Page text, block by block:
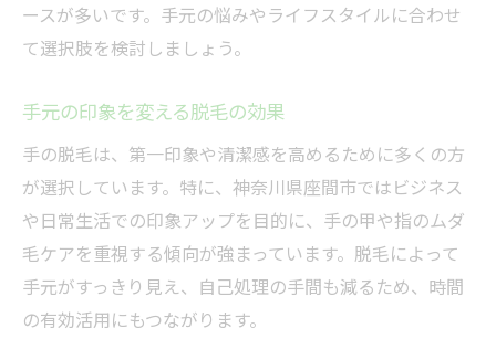
ースが多いです。手元の悩みやライフスタイルに合わせ
て選択肢を検討しましょう。
手元の印象を変える脱毛の効果
手の脱毛は、第一印象や清潔感を高めるために多くの方
が選択しています。特に、神奈川県座間市ではビジネス
や日常生活での印象アップを目的に、手の甲や指のムダ
毛ケアを重視する傾向が強まっています。脱毛によって
手元がすっきり見え、自己処理の手間も減るため、時間
の有効活用にもつながります。